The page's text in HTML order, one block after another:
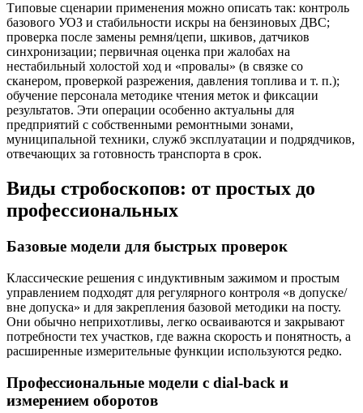
Типовые сценарии применения можно описать так: контроль
базового УОЗ и стабильности искры на бензиновых ДВС;
проверка после замены ремня/цепи, шкивов, датчиков
синхронизации; первичная оценка при жалобах на
нестабильный холостой ход и «провалы» (в связке со
сканером, проверкой разрежения, давления топлива и т. п.);
обучение персонала методике чтения меток и фиксации
результатов. Эти операции особенно актуальны для
предприятий с собственными ремонтными зонами,
муниципальной техники, служб эксплуатации и подрядчиков,
отвечающих за готовность транспорта в срок.
Виды стробоскопов: от простых до
профессиональных
Базовые модели для быстрых проверок
Классические решения с индуктивным зажимом и простым
управлением подходят для регулярного контроля «в допуске/
вне допуска» и для закрепления базовой методики на посту.
Они обычно неприхотливы, легко осваиваются и закрывают
потребности тех участков, где важна скорость и понятность, а
расширенные измерительные функции используются редко.
Профессиональные модели с dial-back и
измерением оборотов